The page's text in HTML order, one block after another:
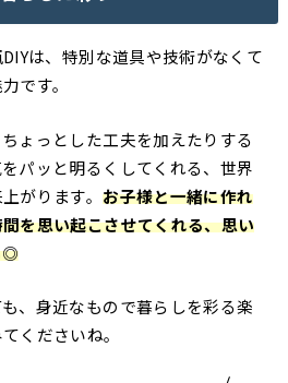
は、特別な道具や技術がなくて
です。
ょっとした工夫を加えたりする
パッと明るくしてくれる、世界
がります。お子様と一緒に作れ
を思い起こさせてくれる、思い
◎
、身近なもので暮らしを彩る楽
くださいね。